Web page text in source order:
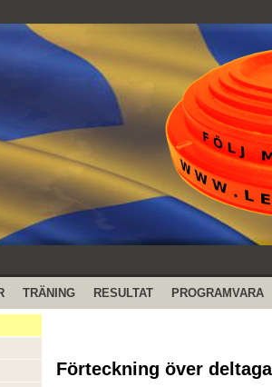
TRÄNING RESULTAT PROGRAMVARA
Förteckning över